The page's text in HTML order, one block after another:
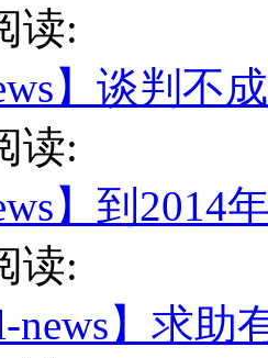
读:
】谈判不
读:
】到2014
读:
news】求助